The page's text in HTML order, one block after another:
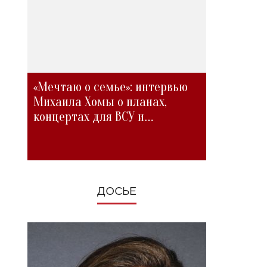
«Мечтаю о семье»: интервью
Михаила Хомы о планах,
концертах для ВСУ и
ДОСЬЕ